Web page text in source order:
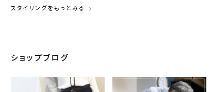
スタイリングをもっとみる
ショップブログ